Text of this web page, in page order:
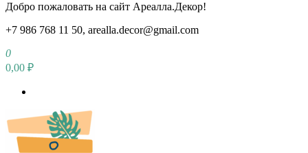
Добро пожаловать на сайт Ареалла.Декор!
+7 986 768 11 50, arealla.decor@gmail.com
0
0,00 ₽